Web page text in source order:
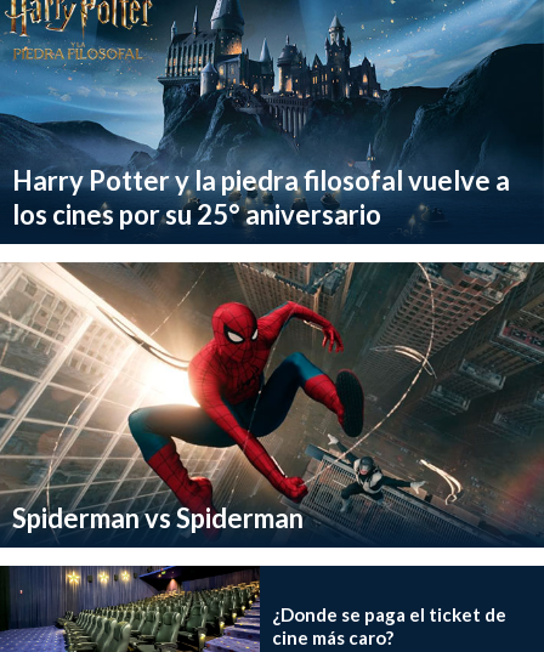
Harry Potter y la piedra filosofal vuelve a
los cines por su 25° aniversario
Spiderman vs Spiderman
¿Donde se paga el ticket de
cine más caro?